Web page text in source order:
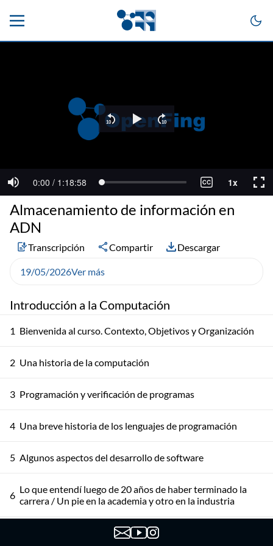
Introducción a la Computación
1 Bienvenida al curso. Contexto, Objetivos y Organización
2 Una historia de la computación
3 Programación y verificación de programas
4 Una breve historia de los lenguajes de programación
5 Algunos aspectos del desarrollo de software
6 Lo que entendí luego de 20 años de haber terminado la
carrera / Un pie en la academia y otro en la industria
Datos + IA: lo que nadie te cuenta cuando empezás
Almacenamiento de información en
ADN
Transcripción Compartir Descargar
19/05/2026Ver más